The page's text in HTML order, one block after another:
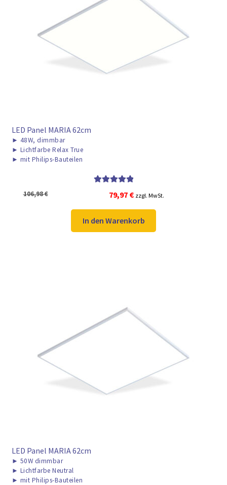
► VERSANDARTEN
LED Panel MARIA 62cm
► 48W, dimmbar
► Lichtfarbe Relax True
► mit Philips-Bauteilen
von 5
106,98€
Ursprünglicher
Preis
war:
106,98 €
79,97 €Aktueller
Preis
ist:
79,97 €.
zzgl. MwSt.
In den Warenkorb
LED Panel MARIA 62cm
► 50W dimmbar
► Lichtfarbe Neutral
► mit Philips-Bauteilen